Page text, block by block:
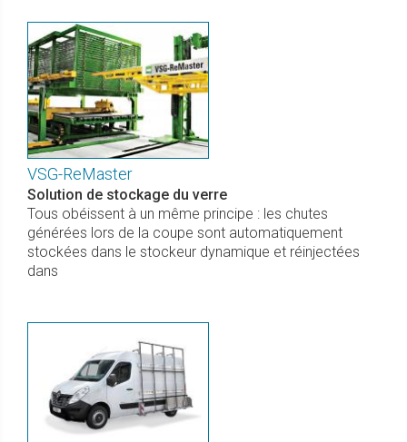
VSG-ReMaster
Solution de stockage du verre
Tous obéissent à un même principe : les chutes
générées lors de la coupe sont automatiquement
stockées dans le stockeur dynamique et réinjectées
dans